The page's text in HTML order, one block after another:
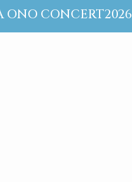
ONO CONCERT2026